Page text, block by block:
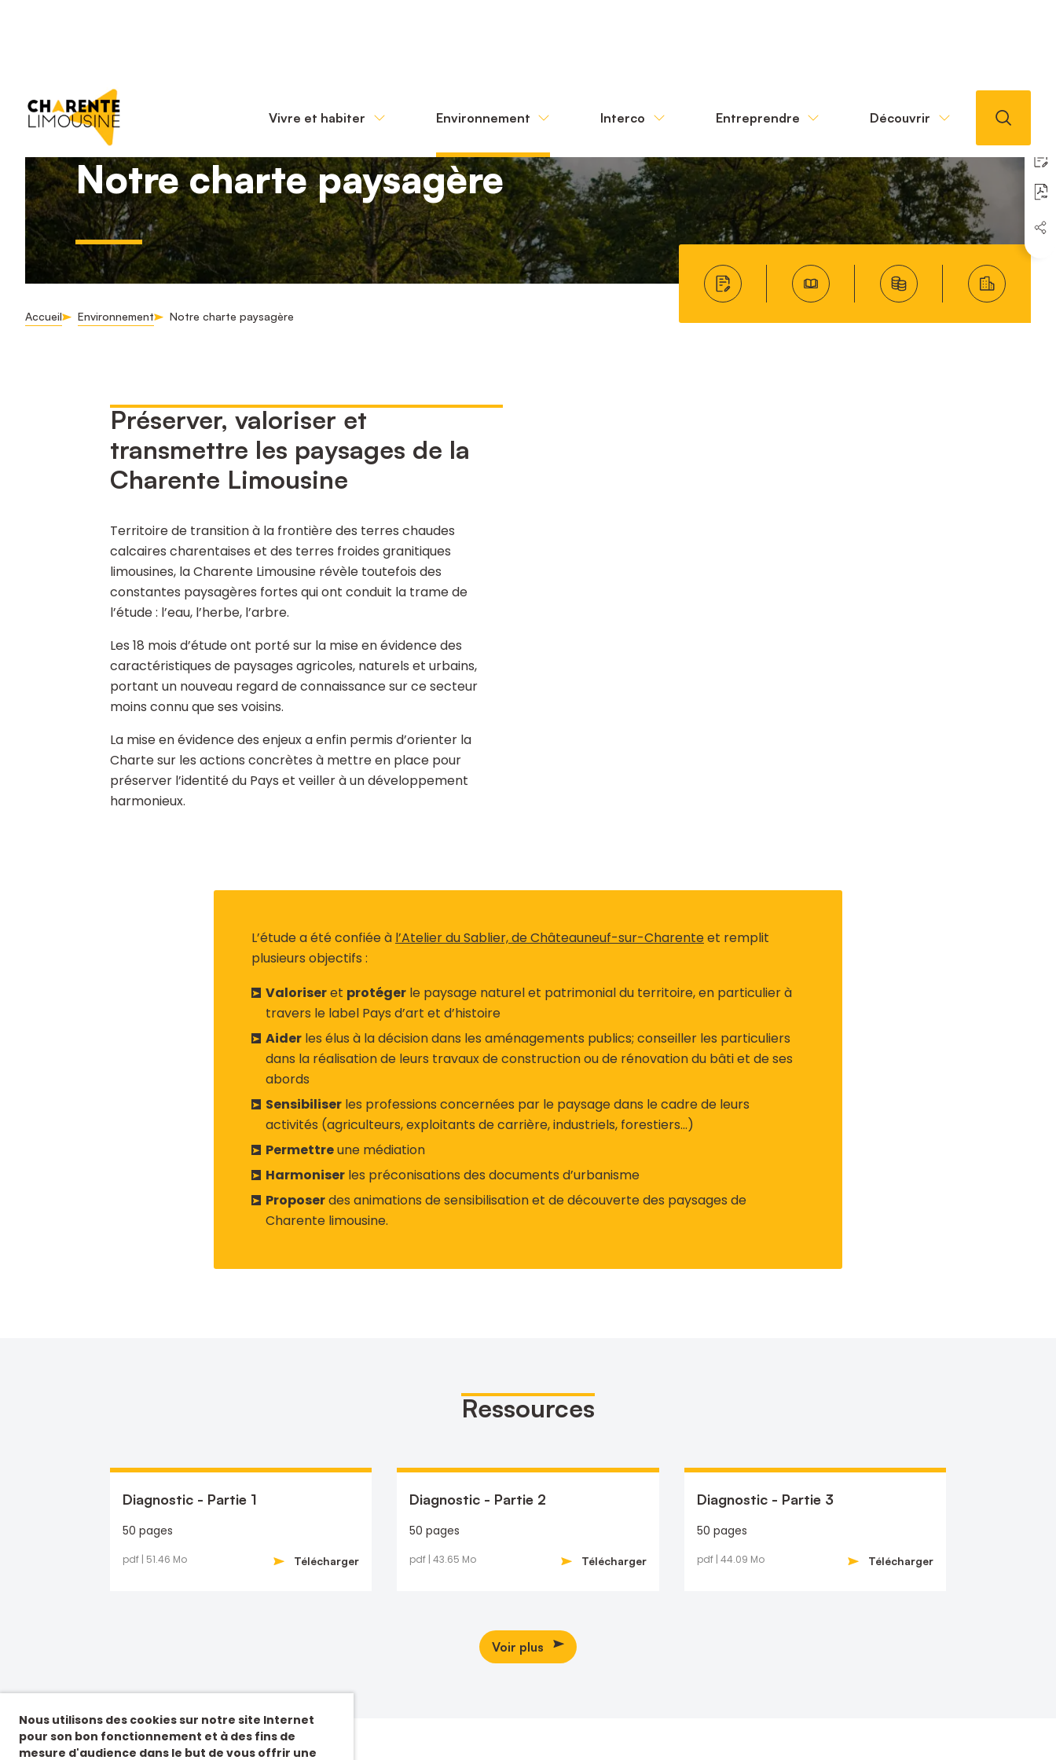
Vivre et habiter Environnement Interco Entreprendre Découvrir
Notre charte paysagère
Accueil Environnement Notre charte paysagère
Préserver, valoriser et
transmettre les paysages de la
Charente Limousine
Territoire de transition à la frontière des terres chaudes
calcaires charentaises et des terres froides granitiques
limousines, la Charente Limousine révèle toutefois des
constantes paysagères fortes qui ont conduit la trame de
l’étude : l’eau, l’herbe, l’arbre.
Les 18 mois d’étude ont porté sur la mise en évidence des
caractéristiques de paysages agricoles, naturels et urbains,
portant un nouveau regard de connaissance sur ce secteur
moins connu que ses voisins.
La mise en évidence des enjeux a enfin permis d’orienter la
Charte sur les actions concrètes à mettre en place pour
préserver l’identité du Pays et veiller à un développement
harmonieux.
L’étude a été confiée à l’Atelier du Sablier, de Châteauneuf-sur-Charenteet remplit
plusieurs objectifs :
Valoriseret protéger le paysage naturel et patrimonial du territoire, en particulier à
travers le label Pays d’art et d’histoire
Aider les élus à la décision dans les aménagements publics; conseiller les particuliers
dans la réalisation de leurs travaux de construction ou de rénovation du bâti et de ses
abords
Sensibiliser les professions concernées par le paysage dans le cadre de leurs
activités (agriculteurs, exploitants de carrière, industriels, forestiers…)
Permettreune médiation
Harmoniser les préconisations des documents d’urbanisme
Proposerdes animations de sensibilisation et de découverte des paysages de
Charente limousine.
Ressources
Diagnostic - Partie 1
50 pages
pdf | 51.46 Mo Télécharger
Diagnostic - Partie 2
50 pages
pdf | 43.65 Mo Télécharger
Diagnostic - Partie 3
50 pages
pdf | 44.09 Mo Télécharger
Voir plus
Nous utilisons des cookies sur notre site Internet
pour son bon fonctionnement et à des fins de
mesure d'audience dans le but de vous offrir une